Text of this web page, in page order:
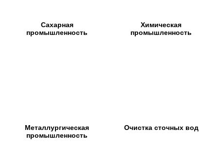
Сахарная
промышленность
Химическая
промышленность
Металлургическая
промышленность
Очистка сточных вод